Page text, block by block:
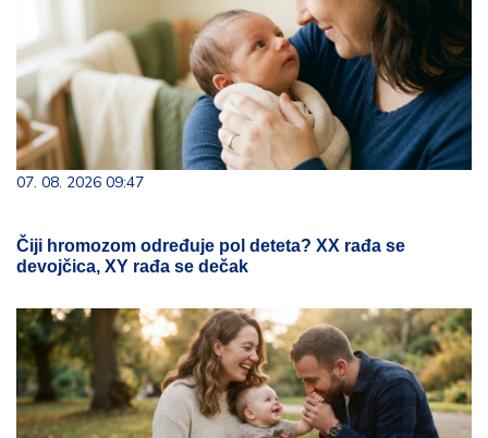
07. 08. 2026 09:47
Čiji hromozom određuje pol deteta? XX rađa se
devojčica, XY rađa se dečak